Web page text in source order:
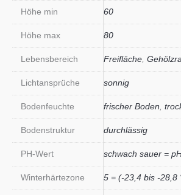
Höhe min 60
Höhe max 80
Lebensbereich Freifläche
Lichtansprüche sonnig
Bodenfeuchte frischer Boden
Bodenstruktur durchlässig
PH-Wert schwach sauer =
Winterhärtezone 5 = (-23,4 bis -28,8